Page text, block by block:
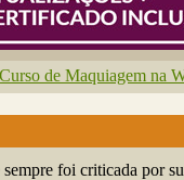
Curso de Maquiagem na
foi criticada por